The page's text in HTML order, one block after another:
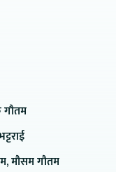
मौसम गौतम